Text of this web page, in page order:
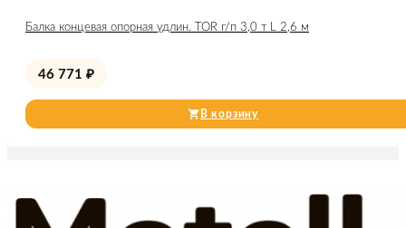
Балка концевая опорная удлин. TOR г/п 3,0 т L 2,6 м
46 771 ₽
В корзину